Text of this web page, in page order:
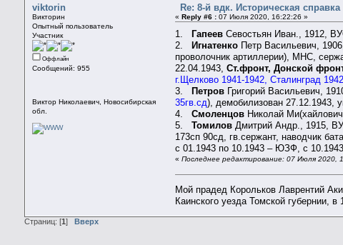
viktorin
Викторин
Опытный пользователь
Участник
Оффлайн
Сообщений: 955
Виктор Николаевич, Новосибирская
обл.
Re: 8-й вдк. Историческая справка
«Reply #6 : 07 Июля 2020, 16:22:26 »
1. ГапеевСевостьян Иван., 1912,
2.
Игнатенко Петр Васильевич,
проволочник артиллерии), МНС,
22.04.1943,Ст.фронт, Донской
г.Щелково 1941-1942, Сталинград
3.
Петров Григорий Васильевич,
35гв.сд), демобилизован 27.12.1943,
4.Смоленцов Николай
5.Томилов Дмитрий Андр., 1915,
173сп 90сд, гв.сержант, наводчик
с 01.1943 по 10.1943 – ЮЗФ, с
«Последнее редактирование: 07 Июля 2020,
Мой прадед Корольков Лаврентий
Каинского уезда Томской губернии,
Страниц: [1] Вверх